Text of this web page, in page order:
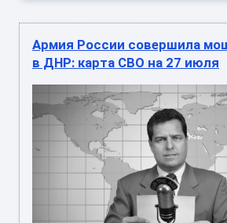
Армия России совершила
в ДНР: карта СВО на 27 июля